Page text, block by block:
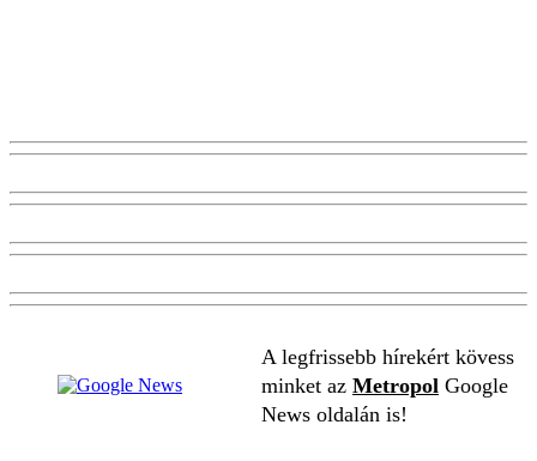
A legfrissebb hírekért kövess
minket az Metropol Google
News oldalán is!